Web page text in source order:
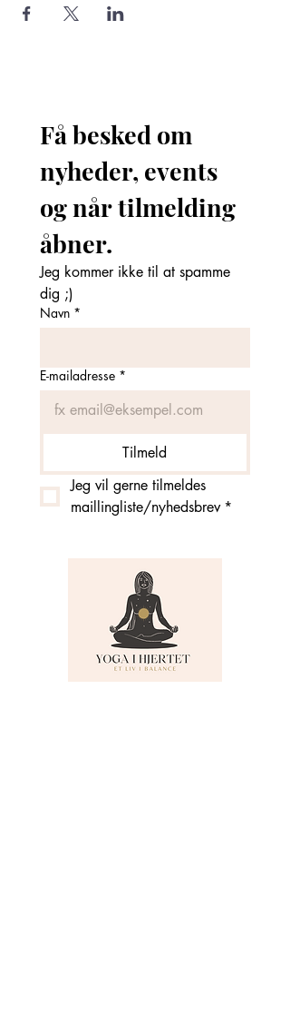
Få besked om
nyheder, events
og når tilmelding
Jeg kommer ikke til at spamme
dig ;)
Navn *
E-mailadresse *
Tilmeld
Jeg vil gerne tilmeldes
maillingliste/nyhedsbrev *